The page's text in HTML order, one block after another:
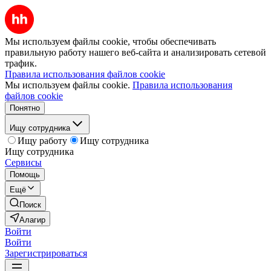
Мы используем файлы cookie, чтобы обеспечивать
правильную работу нашего веб-сайта и анализировать сетевой
трафик.
Правила использования файлов cookie
Мы используем файлы cookie. Правила использования
файлов cookie
Понятно
Ищу сотрудника
Ищу работу
Ищу сотрудника
Ищу сотрудника
Сервисы
Помощь
Ещё
Поиск
Алагир
Войти
Войти
Зарегистрироваться